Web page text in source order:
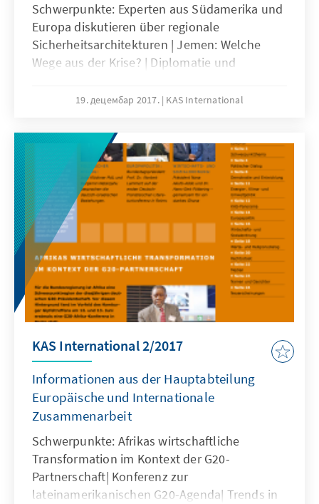
Schwerpunkte: Experten aus Südamerika und
Europa diskutieren über regionale
Sicherheitsarchitekturen | Jemen: Welche
Wege aus der Krise? | Diplomatie und
ist Ugandas Flüchtlingspolitik? u.a.
19. децембар 2017. KAS International
KAS International 2/2017
Informationen aus der Hauptabteilung
Europäische und Internationale
Zusammenarbeit
Schwerpunkte: Afrikas wirtschaftliche
Transformation im Kontext der G20-
Partnerschaft| Konferenz zur
lateinamerikanischen G20-Agenda| Trends in